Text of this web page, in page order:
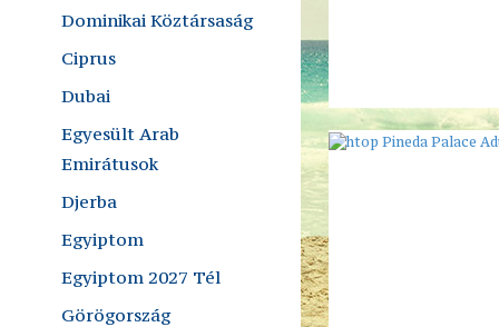
Dominikai Köztársaság
Ciprus
Dubai
Egyesült Arab
Emirátusok
Djerba
Egyiptom
Egyiptom 2027 Tél
Görögország